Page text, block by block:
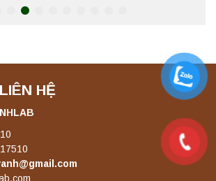
Máy lắc đứng YKD-06 Yonglekang – Thiết bị
lắc chiết mẫu phòng thí nghiệm
Máy lắc đứng YKD-08 Yonglekang – Thiết bị
lắc chiết mẫu phòng thí nghiệm
Liên hệ
Máy lắc đứng YKD-10 Yonglekang – Thiết bị
HỆ